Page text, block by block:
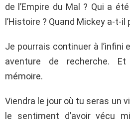
de l’Empire du Mal ? Qui a
l’Histoire ? Quand Mickey a-t-il
Je pourrais continuer à l’infini
aventure de recherche.
mémoire.
Viendra le jour où tu seras un
le sentiment d’avoir vécu